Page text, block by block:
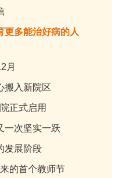
更多能治好病的人
月
搬入新院区
正式启用
一次坚实一跃
发展阶段
的首个教师节